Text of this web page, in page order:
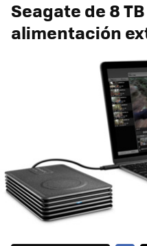
Seagate de 8
alimentación